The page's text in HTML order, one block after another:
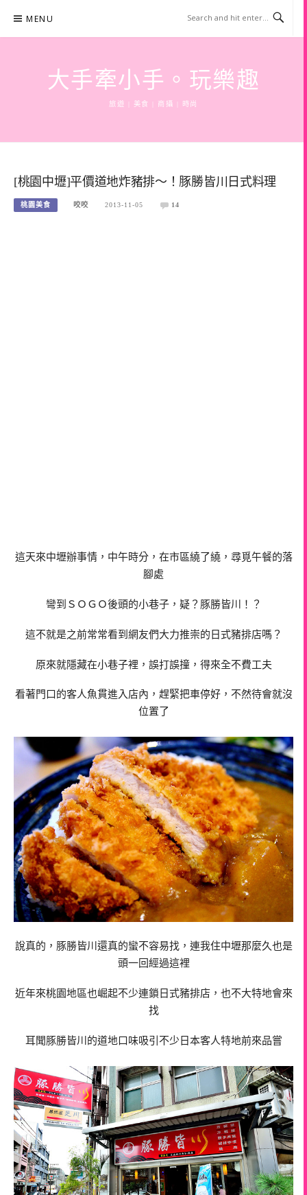
content
MENU
大手牽小手。玩樂趣
旅遊 | 美食 | 商攝 | 時尚
[桃園中壢]平價道地炸豬排～！豚勝皆川日式料理
桃園美食 咬咬 2013-11-05 14
這天來中壢辦事情，中午時分，在市區繞了繞，尋覓午餐的落
腳處
彎到ＳＯＧＯ後頭的小巷子，疑？豚勝皆川！？
這不就是之前常常看到網友們大力推崇的日式豬排店嗎？
原來就隱藏在小巷子裡，誤打誤撞，得來全不費工夫
看著門口的客人魚貫進入店內，趕緊把車停好，不然待會就沒
位置了
說真的，豚勝皆川還真的蠻不容易找，連我住中壢那麼久也是
頭一回經過這裡
近年來桃園地區也崛起不少連鎖日式豬排店，也不大特地會來
找
耳聞豚勝皆川的道地口味吸引不少日本客人特地前來品嘗